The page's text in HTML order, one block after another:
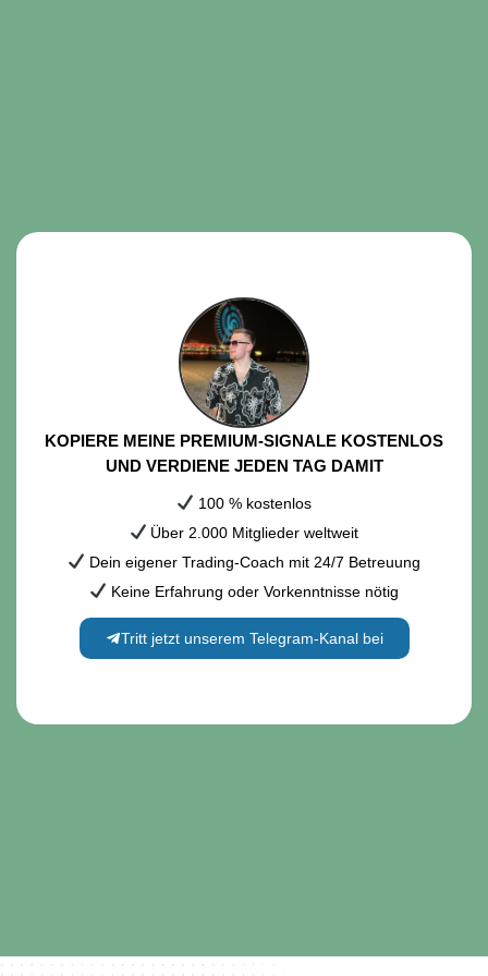
KOPIERE MEINE PREMIUM-SIGNALE KOSTENLOS
UND VERDIENE JEDEN TAG DAMIT
100 % kostenlos
Über 2.000 Mitglieder weltweit
Dein eigener Trading-Coach mit 24/7 Betreuung
Keine Erfahrung oder Vorkenntnisse nötig
Tritt jetzt unserem Telegram-Kanal bei